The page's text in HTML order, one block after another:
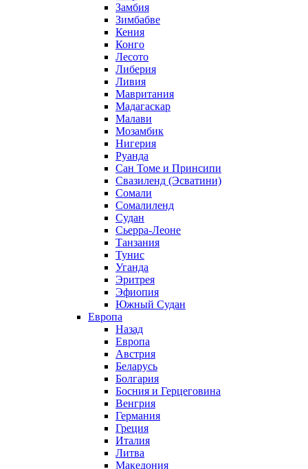
Замбия
Зимбабве
Кения
Конго
Лесото
Либерия
Ливия
Мавритания
Мадагаскар
Малави
Мозамбик
Нигерия
Руанда
Сан Томе и Принсипи
Свазиленд (Эсватини)
Сомали
Сомалиленд
Судан
Сьерра-Леоне
Танзания
Тунис
Уганда
Эритрея
Эфиопия
Южный Судан
Европа
Назад
Европа
Австрия
Беларусь
Болгария
Босния и Герцеговина
Венгрия
Германия
Греция
Италия
Литва
Македония